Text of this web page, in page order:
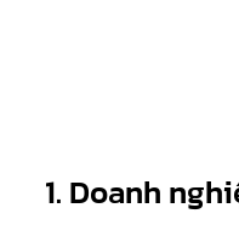
1. Doanh